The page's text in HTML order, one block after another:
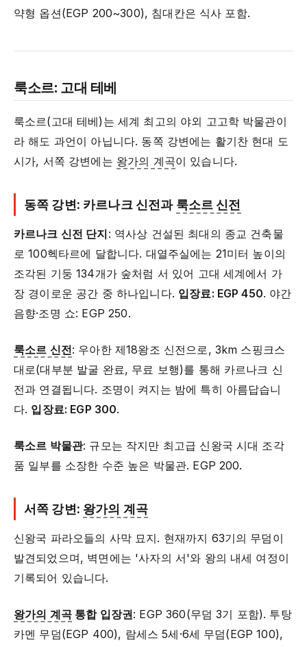
약형 옵션(EGP 200~300), 침대칸은 식사 포함.
룩소르: 고대 테베
룩소르(고대 테베)는 세계 최고의 야외 고고학 박물관이
라 해도 과언이 아닙니다. 동쪽 강변에는 활기찬 현대 도
시가, 서쪽 강변에는 왕가의 계곡이 있습니다.
동쪽 강변: 카르나크 신전과 룩소르 신전
카르나크 신전 단지 : 역사상 건설된 최대의 종교 건축물
로 100헥타르에 달합니다. 대열주실에는 21미터 높이의
조각된 기둥 134개가 숲처럼 서 있어 고대 세계에서 가
장 경이로운 공간 중 하나입니다. 입장료: EGP 450. 야간
음향·조명 쇼: EGP 250.
룩소르 신전: 우아한 제18왕조 신전으로, 3km 스핑크스
대로(대부분 발굴 완료, 무료 보행)를 통해 카르나크 신
전과 연결됩니다. 조명이 켜지는 밤에 특히 아름답습니
다. 입장료: EGP 300.
룩소르 박물관: 규모는 작지만 최고급 신왕국 시대 조각
품 일부를 소장한 수준 높은 박물관. EGP 200.
서쪽 강변: 왕가의 계곡
신왕국 파라오들의 사막 묘지. 현재까지 63기의 무덤이
발견되었으며, 벽면에는 '사자의 서'와 왕의 내세 여정이
기록되어 있습니다.
왕가의 계곡통합 입장권: EGP 360(무덤 3기 포함). 투탕
카멘 무덤(EGP 400), 람세스 5세·6세 무덤(EGP 100),